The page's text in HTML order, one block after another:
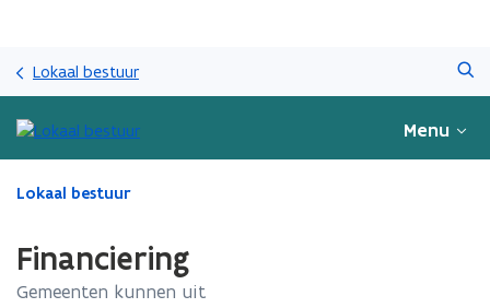
gaan
Lokaal bestuur
Menu
Gedaan
bevindt
Lokaal bestuur
Financiering
Gemeenten kunnen uit